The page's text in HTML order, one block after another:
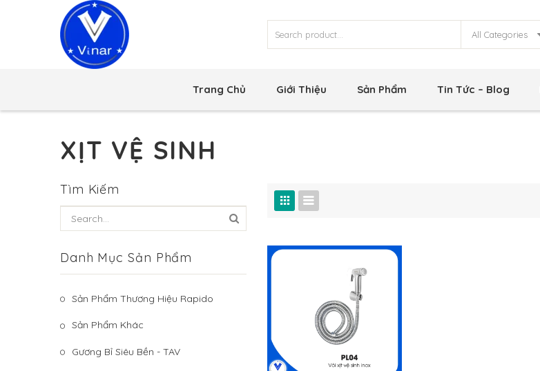
All Categories
Trang Chủ Giới Thiệu Sản Phẩm Tin Tức – Blog
XỊT VỆ SINH
Tìm Kiếm
Danh Mục Sản Phẩm
Sản Phẩm Thương Hiệu Rapido
Sản Phẩm Khác
Gương Bỉ Siêu Bền - TAV